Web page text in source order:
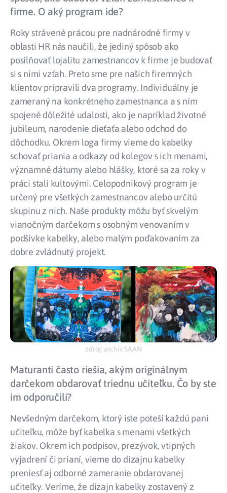
firme. O aký program ide?
Roky strávené prácou pre nadnárodné firmy v
oblasti HR nás naučili, že jediný spôsob ako
posilňovať lojalitu zamestnancov k firme je budovať
si s nimi vzťah. Preto sme pre našich firemných
klientov pripravili dva programy. Individuálny je
zameraný na konkrétneho zamestnanca a s ním
spojené dôležité udalosti, ako je napríklad životné
jubileum, narodenie dieťaťa alebo odchod do
dôchodku. Okrem loga firmy vieme do kabelky
schovať priania a odkazy od kolegov s ich menami,
významné dátumy alebo hlášky, ktoré sa za roky v
práci stali kultovými. Celopodnikový program je
určený pre všetkých zamestnancov alebo určitú
skupinu z nich. Naše produkty môžu byť skvelým
vianočným darčekom s osobným venovaním v
podšívke kabelky, alebo malým poďakovaním za
dobre zvládnutý projekt.
zdroj: archív SAAN
Maturanti často riešia, akým originálnym
darčekom obdarovať triednu učiteľku. Čo by ste
im odporučili?
Nevšedným darčekom, ktorý iste poteší každú pani
učiteľku, môže byť kabelka s menami všetkých
žiakov. Okrem ich podpisov, prezývok, vtipných
vyjadrení či prianí, vieme do dizajnu kabelky
preniesť aj odborné zameranie obdarovanej
učiteľky. Veríme, že dizajn kabelky zostavený z